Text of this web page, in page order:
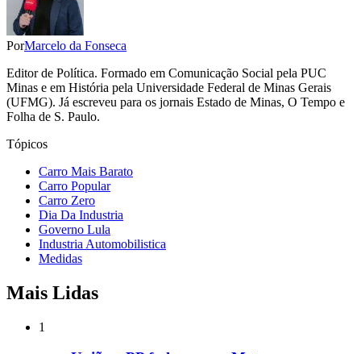
PorMarcelo da Fonseca
Editor de Política. Formado em Comunicação Social pela PUC
Minas e em História pela Universidade Federal de Minas Gerais
(UFMG). Já escreveu para os jornais Estado de Minas, O Tempo e
Folha de S. Paulo.
Tópicos
Carro Mais Barato
Carro Popular
Carro Zero
Dia Da Industria
Governo Lula
Industria Automobilistica
Medidas
Mais Lidas
1